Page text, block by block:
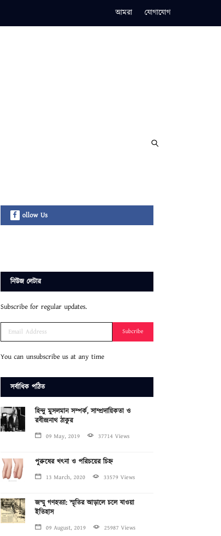
আমরা যোগাযোগ
ollow Us
নিউজ লেটার
Subscribe for regular updates.
Subcribe
You can unsubscribe us at any time
সর্বাধিক পঠিত
হিন্দু মুসলমান সম্পর্ক, সাম্প্রদায়িকতা ও
রবীন্দ্রনাথ ঠাকুর
09 May, 2019 37714 Views
পুরুষের খৎনা ও পরিচয়ের চিহ্ন
13 March, 2020 33579 Views
জম্মু গণহত্যা: স্মৃতির আড়ালে চলে যাওয়া
ইতিহাস
09 August, 2019 25987 Views